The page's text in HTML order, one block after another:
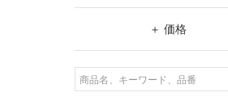
～
～
土足
価格
¥3,981～¥5,980
～